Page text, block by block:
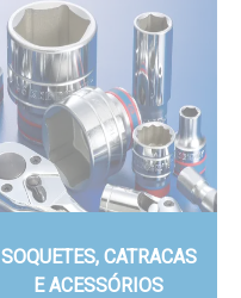
SOQUETES, CATRACAS
E ACESSÓRIOS